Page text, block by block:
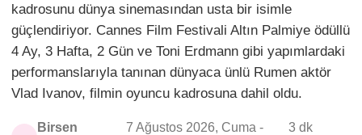
kadrosunu dünya sinemasından usta bir isimle
güçlendiriyor. Cannes Film Festivali Altın Palmiye ödüllü
4 Ay, 3 Hafta, 2 Gün ve Toni Erdmann gibi yapımlardaki
performanslarıyla tanınan dünyaca ünlü Rumen aktör
Vlad Ivanov, filmin oyuncu kadrosuna dahil oldu.
Birsen
7 Ağustos 2026, Cuma -
3 dk